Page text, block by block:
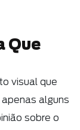
Que
visual que
alguns
sobre o